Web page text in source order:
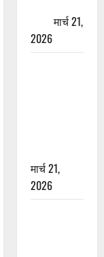
मार्च 21,
2026
मार्च 21,
2026